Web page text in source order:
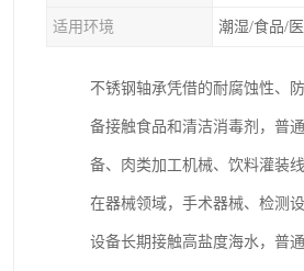
适用环境 潮湿/食品/
不锈钢轴承凭借的耐腐蚀性、
备接触食品和清洁消毒剂，普
备、肉类加工机械、饮料灌装线
在器械领域，手术器械、检测
设备长期接触高盐度海水，普